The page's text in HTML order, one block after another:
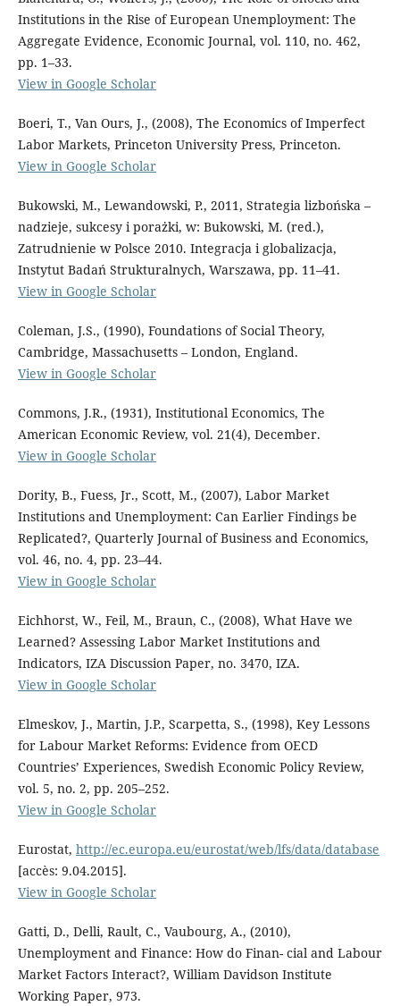
Institutions in the Rise of European Unemployment: The
Aggregate Evidence, Economic Journal, vol. 110, no. 462,
pp. 1–33.
View in Google Scholar
Boeri, T., Van Ours, J., (2008), The Economics of Imperfect
Labor Markets, Princeton University Press, Princeton.
View in Google Scholar
Bukowski, M., Lewandowski, P., 2011, Strategia lizbońska –
nadzieje, sukcesy i porażki, w: Bukowski, M. (red.),
Zatrudnienie w Polsce 2010. Integracja i globalizacja,
Instytut Badań Strukturalnych, Warszawa, pp. 11–41.
View in Google Scholar
Coleman, J.S., (1990), Foundations of Social Theory,
Cambridge, Massachusetts – London, England.
View in Google Scholar
Commons, J.R., (1931), Institutional Economics, The
American Economic Review, vol. 21(4), December.
View in Google Scholar
Dority, B., Fuess, Jr., Scott, M., (2007), Labor Market
Institutions and Unemployment: Can Earlier Findings be
Replicated?, Quarterly Journal of Business and Economics,
vol. 46, no. 4, pp. 23–44.
View in Google Scholar
Eichhorst, W., Feil, M., Braun, C., (2008), What Have we
Learned? Assessing Labor Market Institutions and
Indicators, IZA Discussion Paper, no. 3470, IZA.
View in Google Scholar
Elmeskov, J., Martin, J.P., Scarpetta, S., (1998), Key Lessons
for Labour Market Reforms: Evidence from OECD
Countries’ Experiences, Swedish Economic Policy Review,
vol. 5, no. 2, pp. 205–252.
View in Google Scholar
Eurostat, http://ec.europa.eu/eurostat/web/lfs/data/database
[accès: 9.04.2015].
View in Google Scholar
Gatti, D., Delli, Rault, C., Vaubourg, A., (2010),
Unemployment and Finance: How do Finan- cial and Labour
Market Factors Interact?, William Davidson Institute
Working Paper, 973.